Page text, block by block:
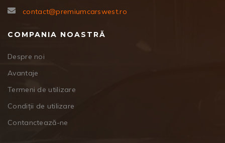
contact@premiumcarswest.ro
COMPANIA NOASTRĂ
Despre noi
Avantaje
Termeni de utilizare
Condiții de utilizare
Contanctează-ne